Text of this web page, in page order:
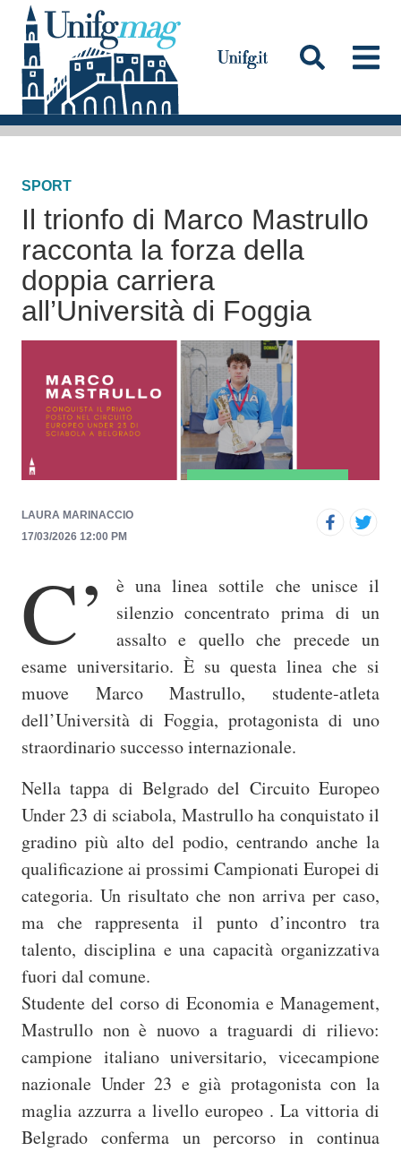
a
a
o
e
n
u
t
o
p
r
i
a
l
e
Testata
SPORT
Il trionfo di Marco Mastrullo
racconta la forza della
doppia carriera
all’Università di Foggia
LAURA MARINACCIO
17/03/2026 12:00 PM
C’
è una linea sottile che unisce il
silenzio concentrato prima di un
assalto e quello che precede un
esame universitario. È su questa linea che si
muove Marco Mastrullo, studente-atleta
dell’Università di Foggia, protagonista di uno
straordinario successo internazionale.
Nella tappa di Belgrado del Circuito Europeo
Under 23 di sciabola, Mastrullo ha conquistato il
gradino più alto del podio, centrando anche la
qualificazione ai prossimi Campionati Europei di
categoria. Un risultato che non arriva per caso,
ma che rappresenta il punto d’incontro tra
talento, disciplina e una capacità organizzativa
fuori dal comune.
Studente del corso di Economia e Management,
Mastrullo non è nuovo a traguardi di rilievo:
campione italiano universitario, vicecampione
nazionale Under 23 e già protagonista con la
maglia azzurra a livello europeo . La vittoria di
Belgrado conferma un percorso in continua